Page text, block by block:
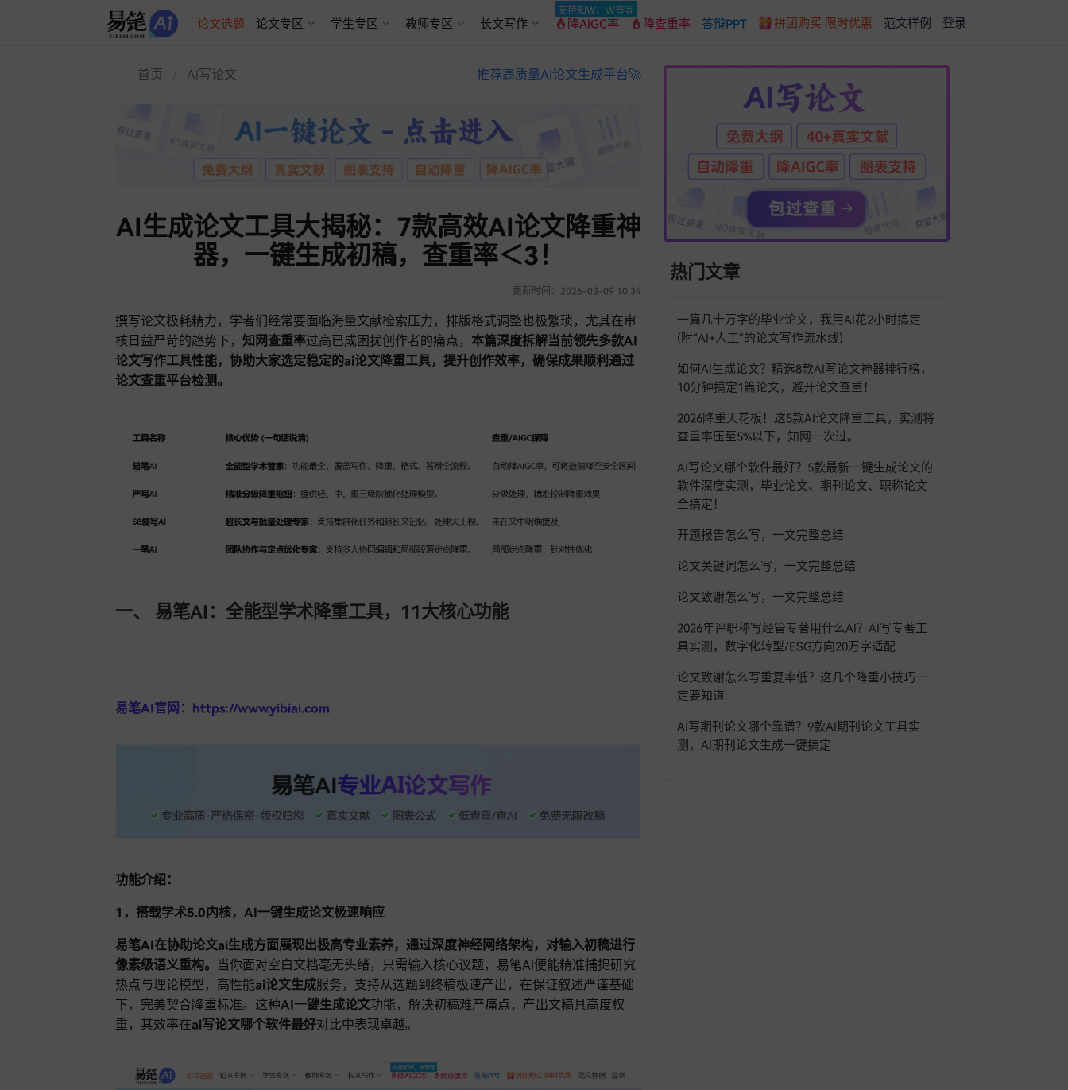
AI论文写作 论文选题 论文专区 学生专区 教师专区 长文写作
支持知W、W普等
降AIGC率 降查重率 答辩PPT 拼团购买 限时优惠 范文样例 登录
首页 Ai写论文 推荐高质量AI论文生成平台🚀
AI生成论文工具大揭秘：7款高效AI论文降重神
器，一键生成初稿，查重率＜3！
更新时间：2026-03-09 10:34
撰写论文极耗精力，学者们经常要面临海量文献检索压力，排版格式调整也极繁琐，尤其在审
核日益严苛的趋势下，知网查重率过高已成困扰创作者的痛点，本篇深度拆解当前领先多款AI
论文写作工具性能，协助大家选定稳定的ai论文降重工具，提升创作效率，确保成果顺利通过
论文查重平台检测。
一、 易笔AI：全能型学术降重工具，11大核心功能
易笔AI官网：https://www.yibiai.com
功能介绍：
1，搭载学术5.0内核，AI一键生成论文极速响应
易笔AI在协助论文ai生成方面展现出极高专业素养，通过深度神经网络架构，对输入初稿进行
像素级语义重构。 当你面对空白文档毫无头绪，只需输入核心议题，易笔AI便能精准捕捉研究
热点与理论模型，高性能ai论文生成服务，支持从选题到终稿极速产出，在保证叙述严谨基础
下，完美契合降重标准。这种AI一键生成论文功能，解决初稿难产痛点，产出文稿具高度权
重，其效率在ai写论文哪个软件最好对比中表现卓越。
热门文章
一篇几十万字的毕业论文，我用AI花2小时搞定
(附“AI+人工”的论文写作流水线)
如何AI生成论文？精选8款AI写论文神器排行榜，
10分钟搞定1篇论文，避开论文查重！
2026降重天花板！这5款AI论文降重工具，实测将
查重率压至5%以下，知网一次过。
AI写论文哪个软件最好？5款最新一键生成论文的
软件深度实测，毕业论文、期刊论文、职称论文
全搞定！
开题报告怎么写，一文完整总结
论文关键词怎么写，一文完整总结
论文致谢怎么写，一文完整总结
2026年评职称写经管专著用什么AI？AI写专著工
具实测，数字化转型/ESG方向20万字适配
论文致谢怎么写重复率低？这几个降重小技巧一
定要知道
AI写期刊论文哪个靠谱？9款AI期刊论文工具实
测，AI期刊论文生成一键搞定